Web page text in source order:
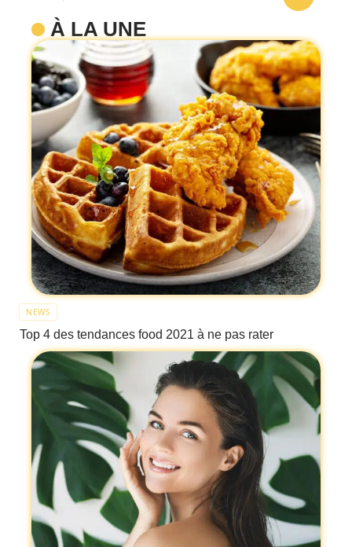
À LA UNE
NEWS
Top 4 des tendances food 2021 à ne pas rater